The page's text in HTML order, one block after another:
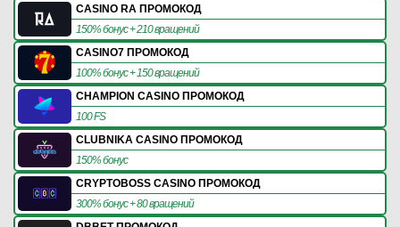
CASINO RA ПРОМОКОД
150% бонус + 210 вращений
CASINO7 ПРОМОКОД
100% бонус + 150 вращений
CHAMPION CASINO ПРОМОКОД
100 FS
CLUBNIKA CASINO ПРОМОКОД
150% бонус
CRYPTOBOSS CASINO ПРОМОКОД
300% бонус + 80 вращений